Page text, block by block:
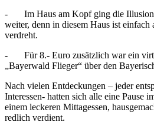
- Im Haus am Kopf ging die Illusion
weiter, denn in diesem Haus ist
verdreht.
- Für 8.- Euro zusätzlich war ein
„Bayerwald Flieger“ über den
Nach vielen Entdeckungen – jeder
Interessen- hatten sich alle eine Pause
einem leckeren Mittagessen,
redlich verdient.